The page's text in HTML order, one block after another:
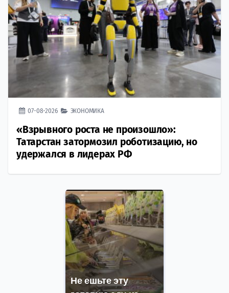
07-08-2026 ЭКОНОМИКА
«Взрывного роста не произошло»:
Татарстан затормозил роботизацию, но
удержался в лидерах РФ
Не ешьте эту